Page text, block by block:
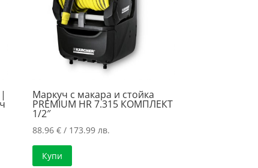
Маркуч с макара и стойка
PREMIUM HR 7.315 КОМПЛЕКТ
1/2″
88.96€ / 173.99 лв.
Купи